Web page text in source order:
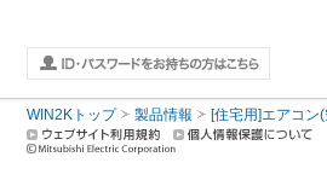
WIN2Kトップ 製品情報 [住宅用]エアコン